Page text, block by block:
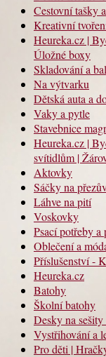
Cestovní tašky
Kreativní
Heureka.cz |
Úložné boxy
Skladování a
Na výtvarku
Dětská auta a
Vaky a pytle
Stavebnice
Heureka.cz |
svítidlům |
Aktovky
Sáčky na
Láhve na pití
Voskovky
Psací potřeby a
Oblečení a
Příslušenství -
Heureka.cz
Batohy
Školní batohy
Desky na
Vystřihování a
Pro děti |